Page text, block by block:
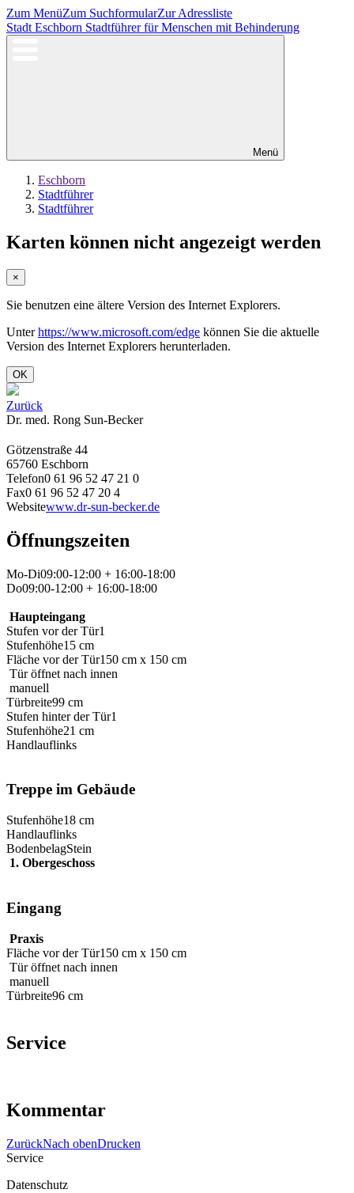
Zum MenüZum SuchformularZur Adressliste
Stadt Eschborn Stadtführer für Menschen mit Behinderung
Menü
Eschborn
Stadtführer
Stadtführer
Karten können nicht angezeigt werden
×
Sie benutzen eine ältere Version des Internet Explorers.
Unterhttps://www.microsoft.com/edge können Sie die aktuelle
Version des Internet Explorers herunterladen.
OK
Zurück
Dr. med. Rong Sun-Becker
Götzenstraße 44
65760 Eschborn
Telefon0 61 96 52 47 21 0
Fax0 61 96 52 47 20 4
Websitewww.dr-sun-becker.de
Öffnungszeiten
Mo-Di09:00-12:00 + 16:00-18:00
Do09:00-12:00 + 16:00-18:00
Haupteingang
Stufen vor der Tür1
Stufenhöhe15 cm
Fläche vor der Tür150 cm x 150 cm
Tür öffnet nach innen
manuell
Türbreite99 cm
Stufen hinter der Tür1
Stufenhöhe21 cm
Handlauflinks
Treppe im Gebäude
Stufenhöhe18 cm
Handlauflinks
BodenbelagStein
1. Obergeschoss
Eingang
Praxis
Fläche vor der Tür150 cm x 150 cm
Tür öffnet nach innen
manuell
Türbreite96 cm
Service
Kommentar
ZurückNach obenDrucken
Service
Datenschutz